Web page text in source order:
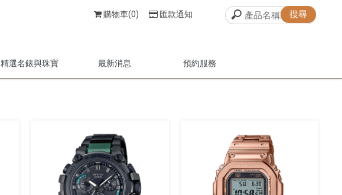
精選名錶與珠寶 最新消息 預約服務
購物車(0) 匯款通知